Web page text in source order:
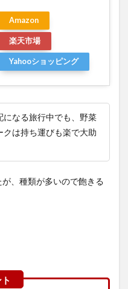
Amazon
楽天市場
Yahooショッピング
になる旅行中でも、野菜
クは持ち運びも楽で大助
、種類が多いので飽きる